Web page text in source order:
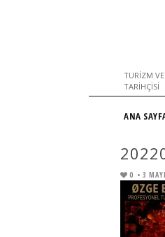
TURIZM
TARIHÇISI
ANA
0 • 3